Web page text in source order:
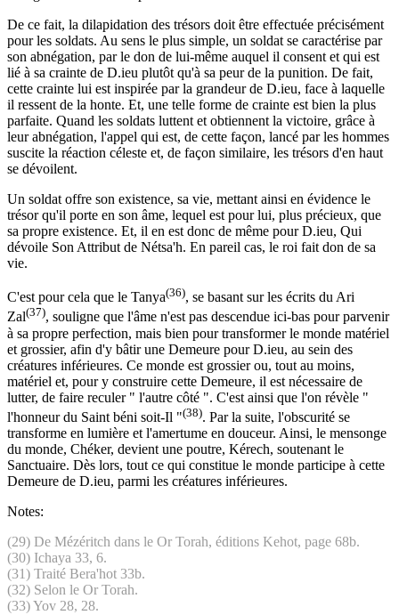
De ce fait, la dilapidation des trésors doit être effectuée précisément
pour les soldats. Au sens le plus simple, un soldat se caractérise par
son abnégation, par le don de lui-même auquel il consent et qui est
lié à sa crainte de D.ieu plutôt qu'à sa peur de la punition. De fait,
cette crainte lui est inspirée par la grandeur de D.ieu, face à laquelle
il ressent de la honte. Et, une telle forme de crainte est bien la plus
parfaite. Quand les soldats luttent et obtiennent la victoire, grâce à
leur abnégation, l'appel qui est, de cette façon, lancé par les hommes
suscite la réaction céleste et, de façon similaire, les trésors d'en haut
se dévoilent.
Un soldat offre son existence, sa vie, mettant ainsi en évidence le
trésor qu'il porte en son âme, lequel est pour lui, plus précieux, que
sa propre existence. Et, il en est donc de même pour D.ieu, Qui
dévoile Son Attribut de Nétsa'h. En pareil cas, le roi fait don de sa
vie.
C'est pour cela que le Tanya(36), se basant sur les écrits du Ari
Zal(37), souligne que l'âme n'est pas descendue ici-bas pour parvenir
à sa propre perfection, mais bien pour transformer le monde matériel
et grossier, afin d'y bâtir une Demeure pour D.ieu, au sein des
créatures inférieures. Ce monde est grossier ou, tout au moins,
matériel et, pour y construire cette Demeure, il est nécessaire de
lutter, de faire reculer " l'autre côté ". C'est ainsi que l'on révèle "
l'honneur du Saint béni soit-Il "(38). Par la suite, l'obscurité se
transforme en lumière et l'amertume en douceur. Ainsi, le mensonge
du monde, Chéker, devient une poutre, Kérech, soutenant le
Sanctuaire. Dès lors, tout ce qui constitue le monde participe à cette
Demeure de D.ieu, parmi les créatures inférieures.
Notes:
(29) De Mézéritch dans le Or Torah, éditions Kehot, page 68b.
(30) Ichaya 33, 6.
(31) Traité Bera'hot 33b.
(32) Selon le Or Torah.
(33) Yov 28, 28.